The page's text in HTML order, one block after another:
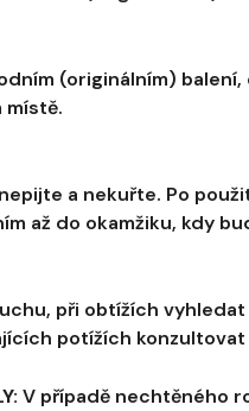
(originálním)
místě.
a nekuřte. Po
až do okamžiku, kdy
při obtížích
potížích konzultovat
V případě nechtěného